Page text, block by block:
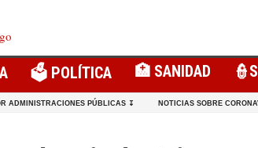
🗳️ POLÍTICA 🏥 SANIDAD
ADMINISTRACIONES PÚBLICAS ↧ NOTICIAS SOBRE